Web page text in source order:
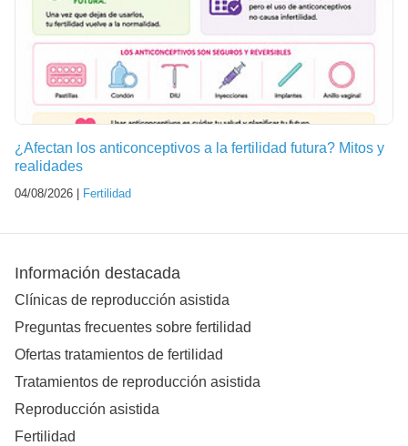
¿Afectan los anticonceptivos a la fertilidad futura? Mitos y
realidades
04/08/2026 | Fertilidad
Información destacada
Clínicas de reproducción asistida
Preguntas frecuentes sobre fertilidad
Ofertas tratamientos de fertilidad
Tratamientos de reproducción asistida
Reproducción asistida
Fertilidad